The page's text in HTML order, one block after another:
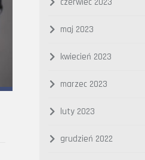
maj 2023
kwiecień 2023
marzec 2023
luty 2023
grudzień 2022